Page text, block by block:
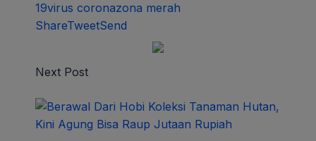
19virus coronazona merah
ShareTweetSend
Next Post